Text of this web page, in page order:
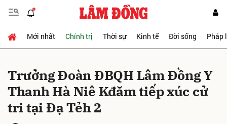
Mới nhất Chính trị Thời sự Kinh tế Đời sống Pháp
Trưởng Đoàn ĐBQH Lâm Đồng Y
Thanh Hà Niê Kđăm tiếp xúc cử
tri tại Đạ Tẻh 2
Gửi bình luận